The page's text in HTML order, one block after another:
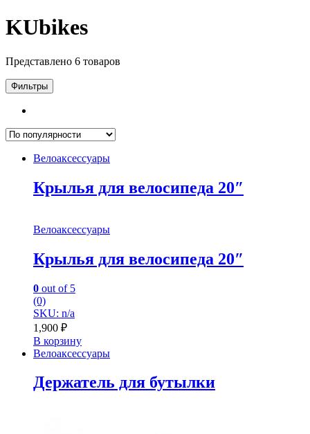
KUbikes
Представлено 6 товаров
Фильтры
Велоаксессуары
Крылья для велосипеда 20″
Велоаксессуары
Крылья для велосипеда 20″
0 out of 5
(0)
SKU: n/a
1,900 ₽
В корзину
Велоаксессуары
Держатель для бутылки